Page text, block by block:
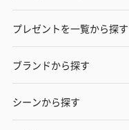
プレゼントを一覧から探す
ブランドから探す
シーンから探す